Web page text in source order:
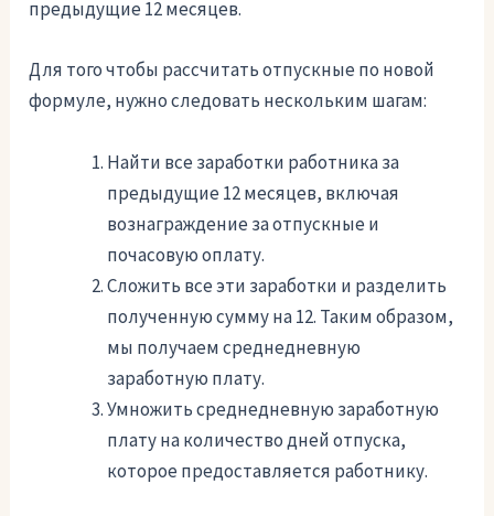
предыдущие 12 месяцев.
Для того чтобы рассчитать отпускные по новой
формуле, нужно следовать нескольким шагам:
Найти все заработки работника за
предыдущие 12 месяцев, включая
вознаграждение за отпускные и
почасовую оплату.
Сложить все эти заработки и разделить
полученную сумму на 12. Таким образом,
мы получаем среднедневную
заработную плату.
Умножить среднедневную заработную
плату на количество дней отпуска,
которое предоставляется работнику.